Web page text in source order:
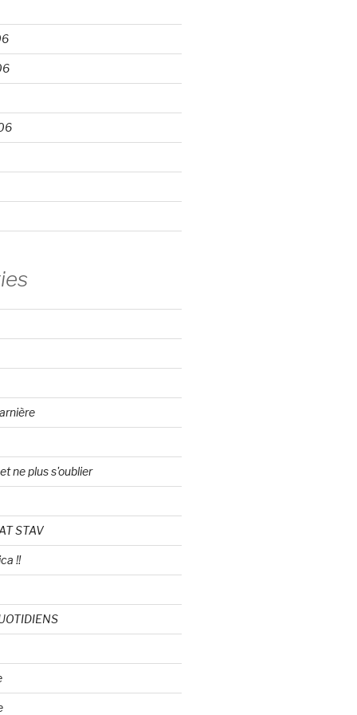
ne plus s'oublier
STAV
!!